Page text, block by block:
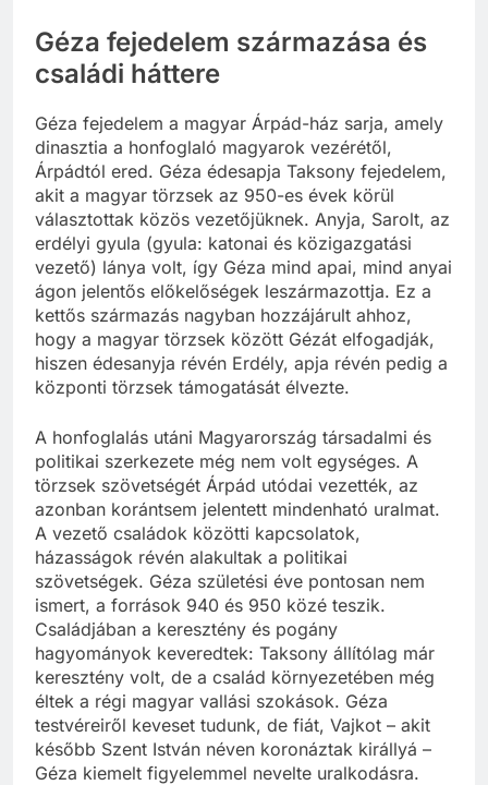
Géza fejedelem származása és
családi háttere
Géza fejedelem a magyar Árpád-ház sarja, amely
dinasztia a honfoglaló magyarok vezérétől,
Árpádtól ered. Géza édesapja Taksony fejedelem,
akit a magyar törzsek az 950-es évek körül
választottak közös vezetőjüknek. Anyja, Sarolt, az
erdélyi gyula (gyula: katonai és közigazgatási
vezető) lánya volt, így Géza mind apai, mind anyai
ágon jelentős előkelőségek leszármazottja. Ez a
kettős származás nagyban hozzájárult ahhoz,
hogy a magyar törzsek között Gézát elfogadják,
hiszen édesanyja révén Erdély, apja révén pedig a
központi törzsek támogatását élvezte.
A honfoglalás utáni Magyarország társadalmi és
politikai szerkezete még nem volt egységes. A
törzsek szövetségét Árpád utódai vezették, az
azonban korántsem jelentett mindenható uralmat.
A vezető családok közötti kapcsolatok,
házasságok révén alakultak a politikai
szövetségek. Géza születési éve pontosan nem
ismert, a források 940 és 950 közé teszik.
Családjában a keresztény és pogány
hagyományok keveredtek: Taksony állítólag már
keresztény volt, de a család környezetében még
éltek a régi magyar vallási szokások. Géza
testvéreiről keveset tudunk, de fiát, Vajkot – akit
később Szent István néven koronáztak királlyá –
Géza kiemelt figyelemmel nevelte uralkodásra.